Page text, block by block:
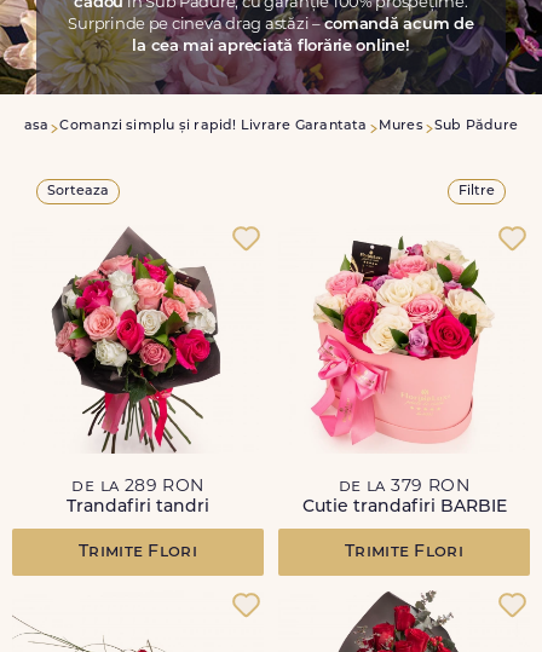
Surprinde pe cineva drag astăzi –comandă acum de
la cea mai apreciată florărie online!
Acasa Comanzi simplu și rapid! Livrare Garantata Mures Sub Pădure
Sorteaza Filtre
de la 289 RON
Trandafiri tandri
Trimite Flori
de la 379 RON
Cutie trandafiri BARBIE
Trimite Flori